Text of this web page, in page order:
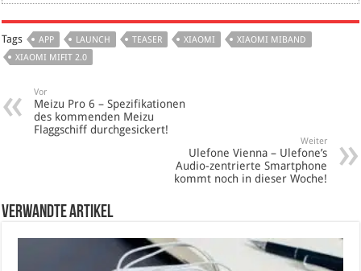
Tags APP LAUNCH TEASER XIAOMI
XIAOMI MIBAND
XIAOMI MIFIT 2.0
Vor
Meizu Pro 6 – Spezifikationen
des kommenden Meizu
Flaggschiff durchgesickert!
Weiter
Ulefone Vienna – Ulefone’s
Audio-zentrierte Smartphone
kommt noch in dieser Woche!
verwandte Artikel